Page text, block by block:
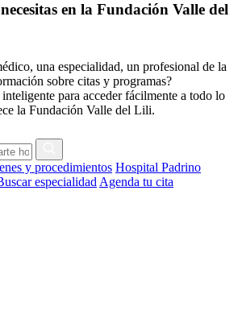
en la Fundación Valle del
una especialidad, un profesional de la
sobre citas y programas?
para acceder fácilmente a todo lo
la Fundación Valle del Lili.
y procedimientos Hospital Padrino
especialidad Agenda tu cita